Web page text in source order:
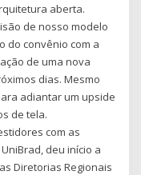
aberta.
de nosso modelo
do convênio com a
de uma nova
dias. Mesmo
adiantar um upside
de tela.
com as
deu início a
Diretorias Regionais